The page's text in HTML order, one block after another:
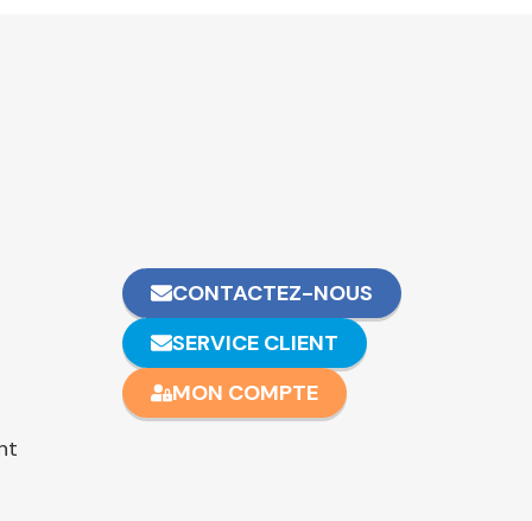
CONTACTEZ-NOUS
SERVICE CLIENT
MON COMPTE